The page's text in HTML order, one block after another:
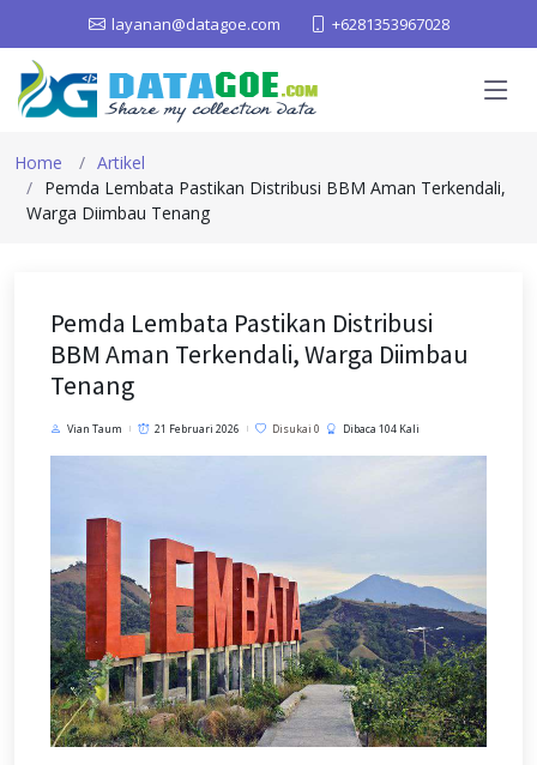
layanan@datagoe.com +6281353967028
Home
Artikel
Pemda Lembata Pastikan Distribusi BBM Aman Terkendali,
Warga Diimbau Tenang
Pemda Lembata Pastikan Distribusi
BBM Aman Terkendali, Warga Diimbau
Tenang
Vian Taum 21 Februari 2026 Disukai 0 Dibaca 104 Kali